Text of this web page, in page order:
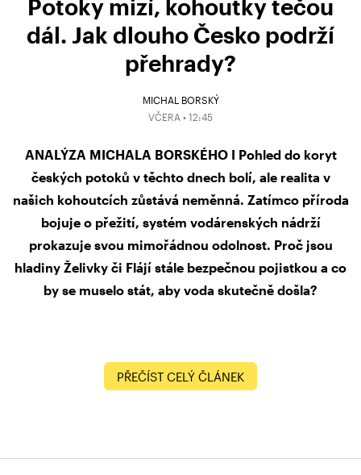
Potoky mizí, kohoutky tečou
dál. Jak dlouho Česko podrží
přehrady?
MICHAL BORSKÝ
VČERA • 12:45
ANALÝZA MICHALA BORSKÉHO I Pohled do koryt
českých potoků v těchto dnech bolí, ale realita v
našich kohoutcích zůstává neměnná. Zatímco příroda
bojuje o přežití, systém vodárenských nádrží
prokazuje svou mimořádnou odolnost. Proč jsou
hladiny Želivky či Flájí stále bezpečnou pojistkou a co
by se muselo stát, aby voda skutečně došla?
PŘEČÍST CELÝ ČLÁNEK